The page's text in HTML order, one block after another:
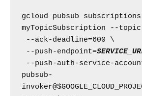
gcloud pubsub
myTopicSubscription --
--push-endpoint=
pubsub-